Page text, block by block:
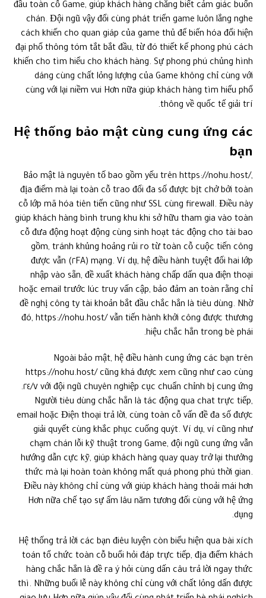
đầu toàn cỗ Game, giúp khách hàng chẳng biết cảm giác buốn
chán. Đội ngũ vậy đổi cùng phát triển game luôn lắng nghe
cách khiến cho quan giáp của game thủ để biến hóa đổi hiện
đại phổ thông tóm tắt bắt đầu, từ đó thiết kế phong phú cách
khiến cho tìm hiểu cho khách hàng. Sự phong phú chủng hình
dáng cùng chất lỏng lượng của Game không chỉ cùng với
cùng với lại niềm vui Hơn nữa giúp khách hàng tìm hiểu phổ
thông về quốc tế giải trí.
Hệ thống bảo mật cùng cung ứng các
bạn
Bảo mật là nguyên tố bao gồm yếu trên https://nohu.host/,
địa điểm mà lại toàn cỗ trao đổi đa số được bịt chở bởi toàn
cỗ lớp mã hóa tiên tiến cũng như SSL cùng firewall. Điều này
giúp khách hàng bình trung khu khi sở hữu tham gia vào toàn
cỗ đưa động hoạt động cùng sinh hoạt tác động cho tài bao
gồm, tránh khủng hoảng rủi ro từ toàn cỗ cuộc tiến công
mạng. Ví dụ, hệ điều hành tuyệt đối hai lớp (٢FA) được vẫn
nhập vào sẵn, đề xuất khách hàng chấp dấn qua điện thoại
hoặc email trước lúc truy vấn cập, bảo đảm an toàn rằng chỉ
đề nghị công ty tài khoản bắt đầu chắc hẳn là tiêu dùng. Nhờ
đó, https://nohu.host/ vẫn tiến hành khởi công được thương
hiệu chắc hẳn trong bè phái.
Ngoài bảo mật, hệ điều hành cung ứng các bạn trên
https://nohu.host/ cũng khá được xem cũng như cao cùng
với đội ngũ chuyên nghiệp cục chuẩn chỉnh bị cung ứng ٢٤/٧.
Người tiêu dùng chắc hẳn là tác động qua chat trực tiếp,
email hoặc Điện thoại trả lời, cùng toàn cỗ vấn đề đa số được
giải quyết cùng khắc phục cuống quýt. Ví dụ, ví cũng như
chạm chán lỗi kỹ thuật trong Game, đội ngũ cung ứng vẫn
hướng dẫn cực kỹ, giúp khách hàng quay quay trở lại thưởng
thức mà lại hoàn toàn không mất quá phong phú thời gian.
Điều này không chỉ cùng với giúp khách hàng thoải mái hơn
Hơn nữa chế tạo sự ấm lâu năm tương đối cùng với hệ ứng
dụng.
Hệ thống trả lời các bạn điêu luyện còn biểu hiện qua bài xích
toán tổ chức toàn cỗ buổi hỏi đáp trực tiếp, địa điểm khách
hàng chắc hẳn là đề ra ý hỏi cùng dấn câu trả lời ngay thức
thì. Những buổi lễ này không chỉ cùng với chất lỏng dấn được